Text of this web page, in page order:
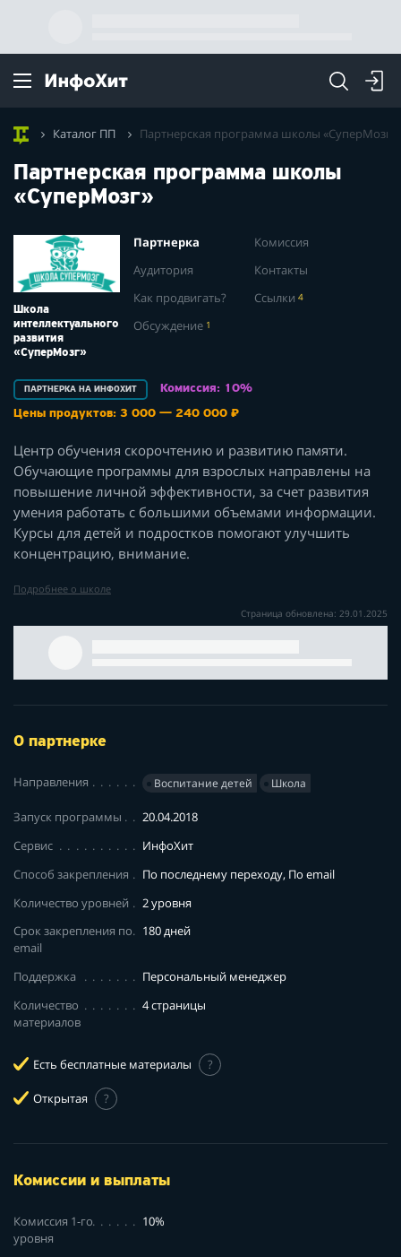
Каталог ПП Партнерская программа школы «СуперМозг»
Партнерская программа школы
«СуперМозг»
Школа
интеллектуального
развития
«СуперМозг»
Партнерка
Комиссия
Аудитория
Контакты
Как продвигать?
Ссылки 4
Обсуждение 1
ПАРТНЕРКА НА ИНФОХИТ
Комиссия: 10%
Цены продуктов: 3 000 — 240 000 ₽
Центр обучения скорочтению и развитию памяти.
Обучающие программы для взрослых направлены на
повышение личной эффективности, за счет развития
умения работать с большими объемами информации.
Курсы для детей и подростков помогают улучшить
концентрацию, внимание.
Подробнее о школе
Страница обновлена: 29.01.2025
О партнерке
Направления Воспитание детей Школа
Запуск программы
20.04.2018
Сервис
ИнфоХит
Способ закрепления
По последнему переходу, По email
Количество уровней
2 уровня
Срок закрепления по
email
180 дней
Поддержка
Персональный менеджер
Количество
материалов
4 страницы
Есть бесплатные материалы ?
Открытая ?
Комиссии и выплаты
Комиссия 1-го
уровня
10%